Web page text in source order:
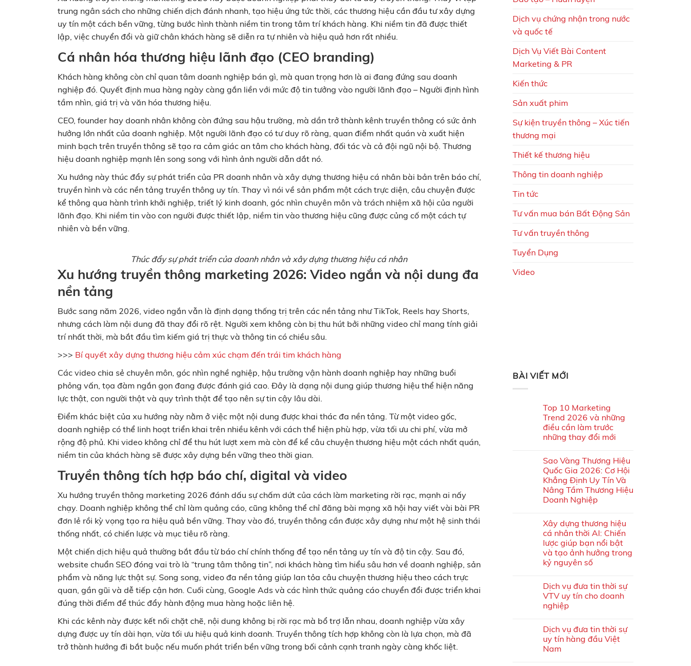
trung ngân sách cho những chiến dịch đánh nhanh, tạo hiệu ứng tức thời, các thương hiệu cần đầu tư xây dựng
uy tín một cách bền vững, từng bước hình thành niềm tin trong tâm trí khách hàng. Khi niềm tin đã được thiết
lập, việc chuyển đổi và giữ chân khách hàng sẽ diễn ra tự nhiên và hiệu quả hơn rất nhiều.
Cá nhân hóa thương hiệu lãnh đạo (CEO branding)
Khách hàng không còn chỉ quan tâm doanh nghiệp bán gì, mà quan trọng hơn là ai đang đứng sau doanh
nghiệp đó. Quyết định mua hàng ngày càng gắn liền với mức độ tin tưởng vào người lãnh đạo – Người định hình
tầm nhìn, giá trị và văn hóa thương hiệu.
CEO, founder hay doanh nhân không còn đứng sau hậu trường, mà dần trở thành kênh truyền thông có sức ảnh
hưởng lớn nhất của doanh nghiệp. Một người lãnh đạo có tư duy rõ ràng, quan điểm nhất quán và xuất hiện
minh bạch trên truyền thông sẽ tạo ra cảm giác an tâm cho khách hàng, đối tác và cả đội ngũ nội bộ. Thương
hiệu doanh nghiệp mạnh lên song song với hình ảnh người dẫn dắt nó.
Xu hướng này thúc đẩy sự phát triển của PR doanh nhân và xây dựng thương hiệu cá nhân bài bản trên báo chí,
truyền hình và các nền tảng truyền thông uy tín. Thay vì nói về sản phẩm một cách trực diện, câu chuyện được
kể thông qua hành trình khởi nghiệp, triết lý kinh doanh, góc nhìn chuyên môn và trách nhiệm xã hội của người
lãnh đạo. Khi niềm tin vào con người được thiết lập, niềm tin vào thương hiệu cũng được củng cố một cách tự
nhiên và bền vững.
Thúc đẩy sự phát triển của doanh nhân và xây dựng thương hiệu cá nhân
Xu hướng truyền thông marketing 2026: Video ngắn và nội dung đa
nền tảng
Bước sang năm 2026, video ngắn vẫn là định dạng thống trị trên các nền tảng như TikTok, Reels hay Shorts,
nhưng cách làm nội dung đã thay đổi rõ rệt. Người xem không còn bị thu hút bởi những video chỉ mang tính giải
trí nhất thời, mà bắt đầu tìm kiếm giá trị thực và thông tin có chiều sâu.
>>> Bí quyết xây dựng thương hiệu cảm xúc chạm đến trái tim khách hàng
Các video chia sẻ chuyên môn, góc nhìn nghề nghiệp, hậu trường vận hành doanh nghiệp hay những buổi
phỏng vấn, tọa đàm ngắn gọn đang được đánh giá cao. Đây là dạng nội dung giúp thương hiệu thể hiện năng
lực thật, con người thật và quy trình thật để tạo nên sự tin cậy lâu dài.
Điểm khác biệt của xu hướng này nằm ở việc một nội dung được khai thác đa nền tảng. Từ một video gốc,
doanh nghiệp có thể linh hoạt triển khai trên nhiều kênh với cách thể hiện phù hợp, vừa tối ưu chi phí, vừa mở
rộng độ phủ. Khi video không chỉ để thu hút lượt xem mà còn để kể câu chuyện thương hiệu một cách nhất quán,
niềm tin của khách hàng sẽ được xây dựng bền vững theo thời gian.
Truyền thông tích hợp báo chí, digital và video
Xu hướng truyền thông marketing 2026 đánh dấu sự chấm dứt của cách làm marketing rời rạc, mạnh ai nấy
chạy. Doanh nghiệp không thể chỉ làm quảng cáo, cũng không thể chỉ đăng bài mạng xã hội hay viết vài bài PR
đơn lẻ rồi kỳ vọng tạo ra hiệu quả bền vững. Thay vào đó, truyền thông cần được xây dựng như một hệ sinh thái
thống nhất, có chiến lược và mục tiêu rõ ràng.
Một chiến dịch hiệu quả thường bắt đầu từ báo chí chính thống để tạo nền tảng uy tín và độ tin cậy. Sau đó,
website chuẩn SEO đóng vai trò là “trung tâm thông tin”, nơi khách hàng tìm hiểu sâu hơn về doanh nghiệp, sản
phẩm và năng lực thật sự. Song song, video đa nền tảng giúp lan tỏa câu chuyện thương hiệu theo cách trực
quan, gần gũi và dễ tiếp cận hơn. Cuối cùng, Google Ads và các hình thức quảng cáo chuyển đổi được triển khai
đúng thời điểm để thúc đẩy hành động mua hàng hoặc liên hệ.
Khi các kênh này được kết nối chặt chẽ, nội dung không bị rời rạc mà bổ trợ lẫn nhau, doanh nghiệp vừa xây
dựng được uy tín dài hạn, vừa tối ưu hiệu quả kinh doanh. Truyền thông tích hợp không còn là lựa chọn, mà đã
trở thành hướng đi bắt buộc nếu muốn phát triển bền vững trong bối cảnh cạnh tranh ngày càng khốc liệt.
Dịch vụ chứng nhận trong nước
và quốc tế
Dịch Vụ Viết Bài Content
Marketing & PR
Kiến thức
Sản xuất phim
Sự kiện truyền thông – Xúc tiến
thương mại
Thiết kế thương hiệu
Thông tin doanh nghiệp
Tin tức
Tư vấn mua bán Bất Động Sản
Tư vấn truyền thông
Tuyển Dụng
Video
BÀI VIẾT MỚI
Top 10 Marketing
Trend 2026 và những
điều cần làm trước
những thay đổi mới
Sao Vàng Thương Hiệu
Quốc Gia 2026: Cơ Hội
Khẳng Định Uy Tín Và
Nâng Tầm Thương Hiệu
Doanh Nghiệp
Xây dựng thương hiệu
cá nhân thời AI: Chiến
lược giúp bạn nổi bật
và tạo ảnh hưởng trong
kỷ nguyên số
Dịch vụ đưa tin thời sự
VTV uy tín cho doanh
nghiệp
Dịch vụ đưa tin thời sự
uy tín hàng đầu Việt
Nam